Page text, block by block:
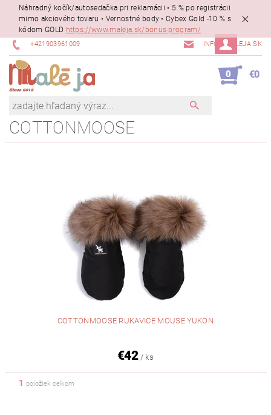
Náhradný kočík/autosedačka pri reklamácii • 5 % po registrácii
mimo akciového tovaru • Vernostné body • Cybex Gold -10 % s
kódom GOLD https://www.maleja.sk/bonus-program/
+421903961009 INFO@MALEJA.SK
0 €0
COTTONMOOSE
COTTONMOOSE RUKAVICE MOUSE YUKON
€42 / ks
1 položiek celkom